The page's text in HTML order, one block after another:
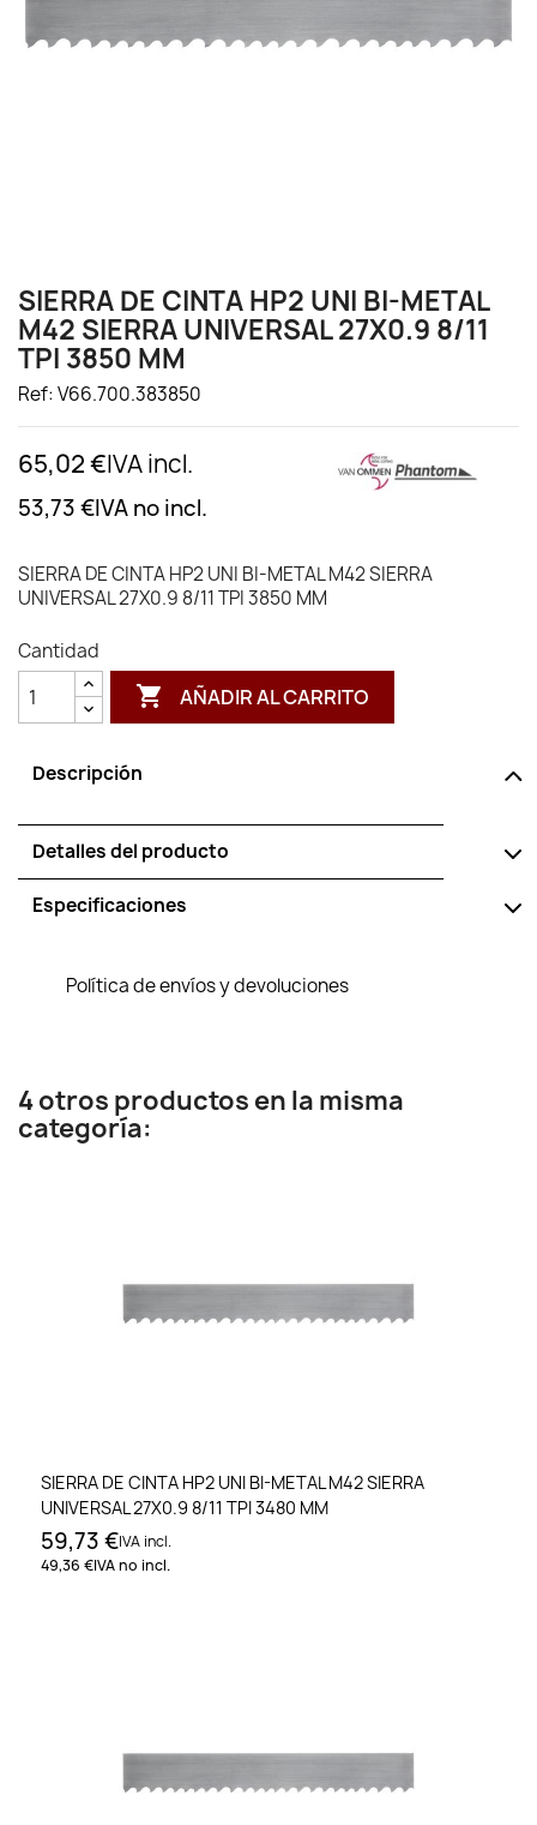
SIERRA DE CINTA HP2 UNI BI-METAL
M42 SIERRA UNIVERSAL 27X0.9 8/11
TPI 3850 MM
Ref: V66.700.383850
65,02 €IVA incl.
53,73 €IVA no incl.
SIERRA DE CINTA HP2 UNI BI-METAL M42 SIERRA
UNIVERSAL 27X0.9 8/11 TPI 3850 MM
Cantidad
 AÑADIR AL CARRITO
Descripción
Detalles del producto
Especificaciones
Política de envíos y devoluciones
4 otros productos en la misma
categoría:
SIERRA DE CINTA HP2 UNI BI-METAL M42 SIERRA
UNIVERSAL 27X0.9 8/11 TPI 3480 MM
59,73 €IVA incl.
49,36 €IVA no incl.